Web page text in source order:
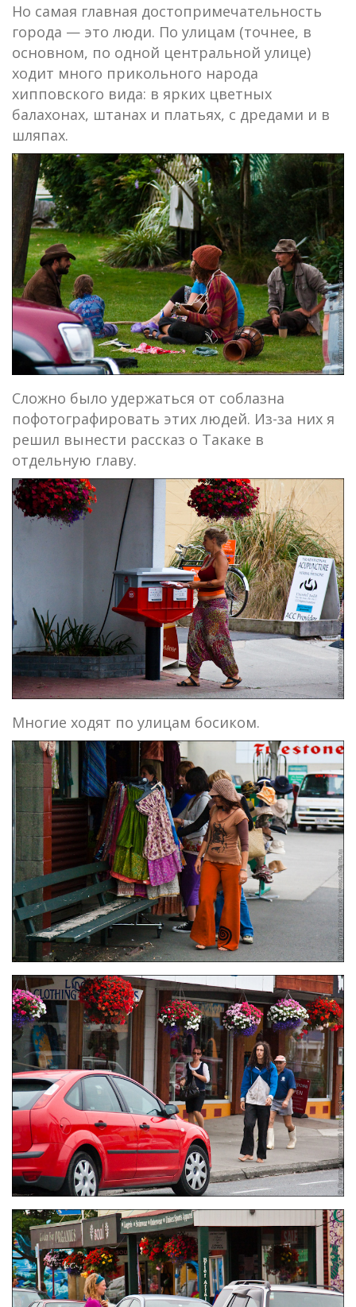
Но самая главная достопримечательность
города — это люди. По улицам (точнее, в
основном, по одной центральной улице)
ходит много прикольного народа
хипповского вида: в ярких цветных
балахонах, штанах и платьях, с дредами и в
шляпах.
Сложно было удержаться от соблазна
пофотографировать этих людей. Из-за них я
решил вынести рассказ о Такаке в
отдельную главу.
Многие ходят по улицам босиком.